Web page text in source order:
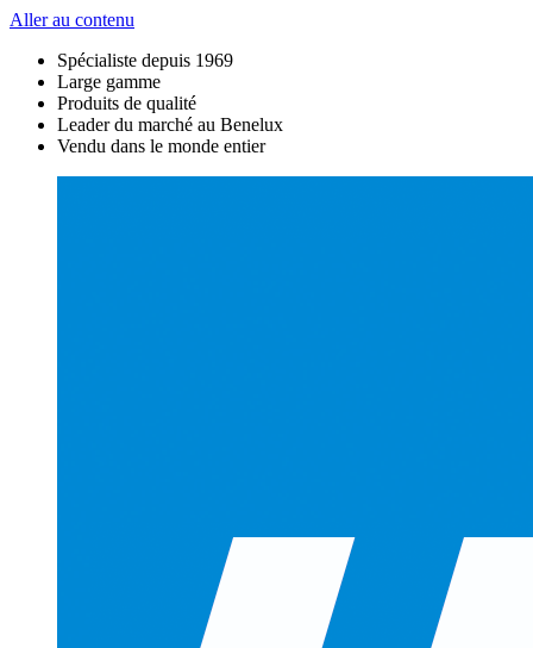
Aller au contenu
Spécialiste depuis 1969
Large gamme
Produits de qualité
Leader du marché au Benelux
Vendu dans le monde entier